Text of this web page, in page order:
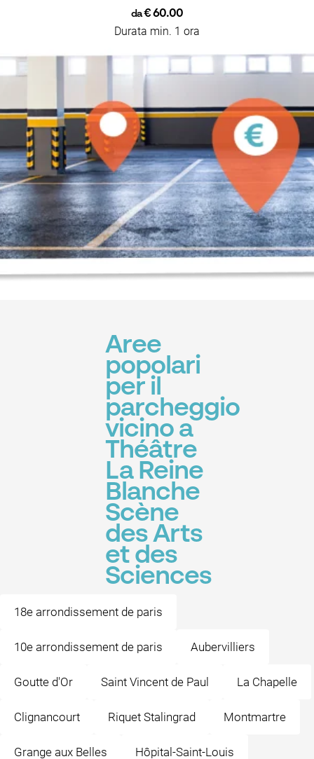
da€ 60.00
Durata min. 1 ora
Aree
popolari
per il
parcheggio
vicino a
Théâtre
La Reine
Blanche
Scène
des Arts
et des
Sciences
18e arrondissement de paris
10e arrondissement de paris Aubervilliers
Goutte d'Or Saint Vincent de Paul La Chapelle
Clignancourt Riquet Stalingrad Montmartre
Grange aux Belles Hôpital-Saint-Louis